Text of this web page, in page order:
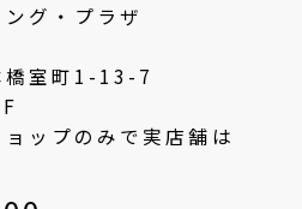
グ・プラザ
橋室町1-13-7
ョップのみで実店舗は